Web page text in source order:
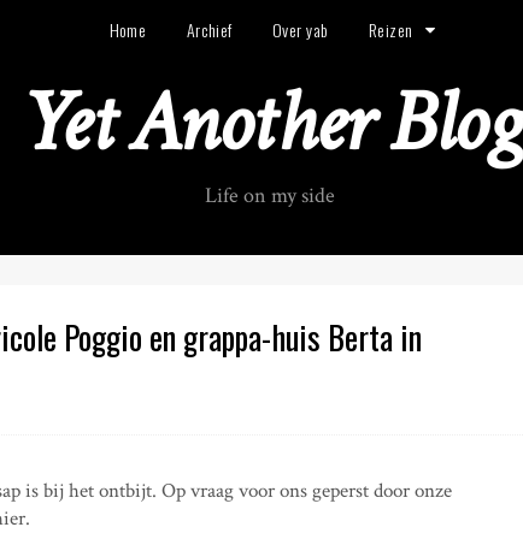
Home Archief Over yab Reizen
Yet Another Blog
Life on my side
Poggio en grappa-huis Berta in
is bij het ontbijt. Op vraag voor ons geperst door onze